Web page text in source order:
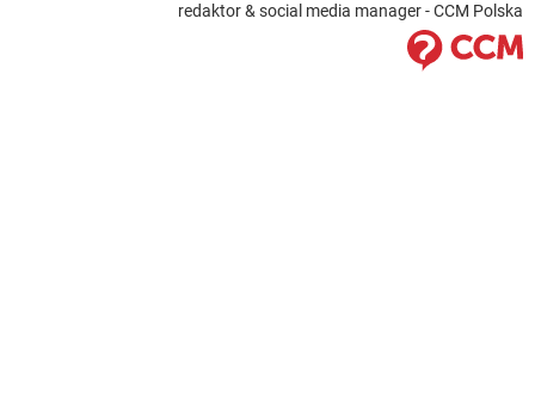
redaktor & social media manager - CCM Polska